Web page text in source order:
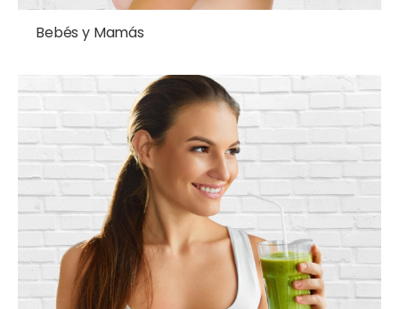
Bebés y Mamás